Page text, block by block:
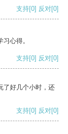
支持[0] 反对[0]
心得。
支持[0] 反对[0]
了好几个小时，还
支持[0] 反对[0]